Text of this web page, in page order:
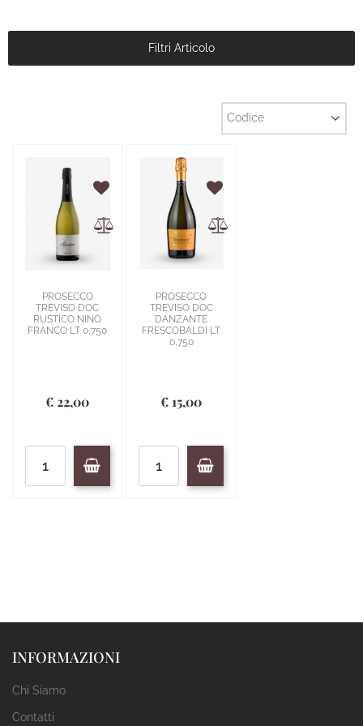
Filtri Articolo
PROSECCO
TREVISO DOC
RUSTICO NINO
FRANCO LT 0,750
€ 22,00
PROSECCO
TREVISO DOC
DANZANTE
FRESCOBALDI LT
0,750
€ 15,00
INFORMAZIONI
Chi Siamo
Contatti